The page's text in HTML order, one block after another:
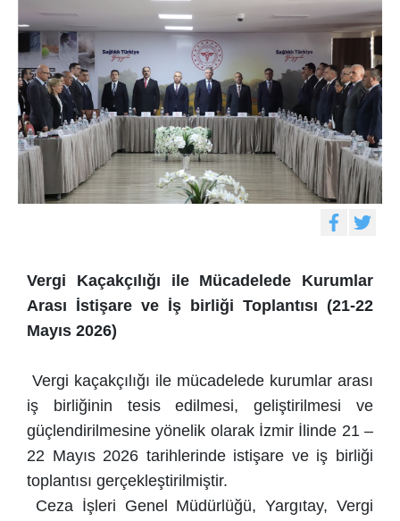
Vergi Kaçakçılığı ile Mücadelede Kurumlar
Arası İstişare ve İş birliği Toplantısı (21-22
Mayıs 2026)
Vergi kaçakçılığı ile mücadelede kurumlar arası
iş birliğinin tesis edilmesi, geliştirilmesi ve
güçlendirilmesine yönelik olarak İzmir İlinde 21 –
22 Mayıs 2026 tarihlerinde istişare ve iş birliği
toplantısı gerçekleştirilmiştir.
Ceza İşleri Genel Müdürlüğü, Yargıtay, Vergi